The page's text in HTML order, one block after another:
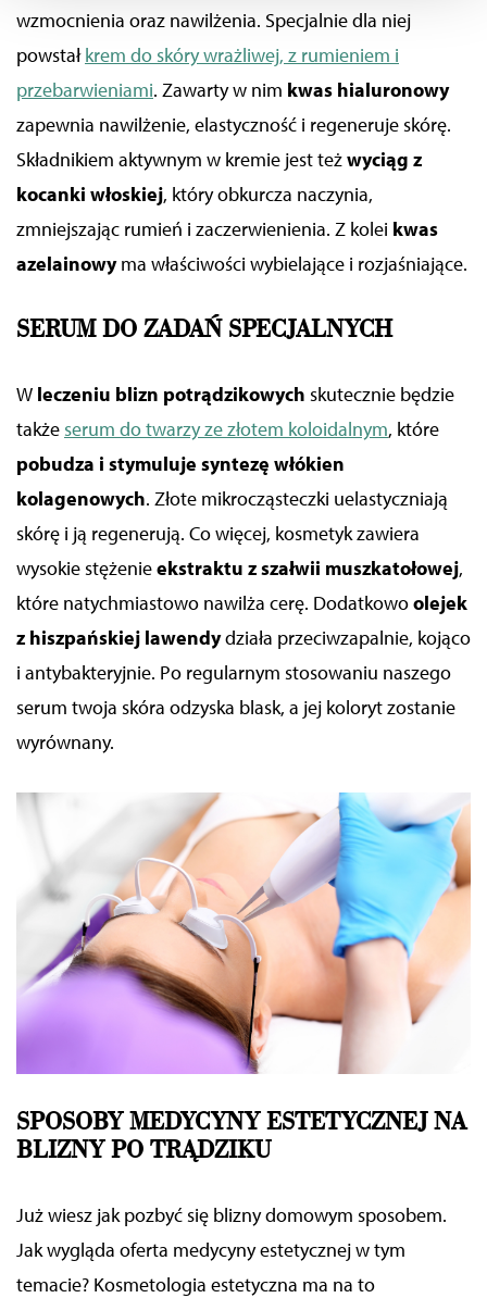
reklam, aby oferować Ci funkcje społecznościowe i
jak korzystać z naszej aplikacji, udostępniania
społecznościowego, dostępnego w aplikacji. Partnerzy
mogą udostępniać te informacje z innych urządzeń
korzystania z ich usług.
wzmocnienia oraz nawilżenia. Specjalnie dla niej
powstałkrem do skóry wrażliwej, z rumieniem i
przebarwieniami. Zawarty w nim kwas hialuronowy
zapewnia nawilżenie, elastyczność i regeneruje skórę.
Składnikiem aktywnym w kremie jest teżwyciąg z
kocanki włoskiej, który obkurcza naczynia,
zmniejszając rumień i zaczerwienienia. Z kolei kwas
azelainowyma właściwości wybielające i rozjaśniające.
SERUM DO ZADAŃ SPECJALNYCH
W leczeniu blizn potrądzikowych skutecznie będzie
także serum do twarzy ze złotem koloidalnym, które
pobudza i stymuluje syntezę włókien
kolagenowych. Złote mikrocząsteczki uelastyczniają
skórę i ją regenerują. Co więcej, kosmetyk zawiera
wysokie stężenieekstraktu z szałwii muszkatołowej,
które natychmiastowo nawilża cerę. Dodatkowoolejek
z hiszpańskiej lawendydziała przeciwzapalnie, kojąco
i antybakteryjnie. Po regularnym stosowaniu naszego
serum twoja skóra odzyska blask, a jej koloryt zostanie
wyrównany.
SPOSOBY MEDYCYNY ESTETYCZNEJ NA
BLIZNY PO TRĄDZIKU
Już wiesz jak pozbyć się blizny domowym sposobem.
Jak wygląda oferta medycyny estetycznej w tym
temacie? Kosmetologia estetyczna ma na to